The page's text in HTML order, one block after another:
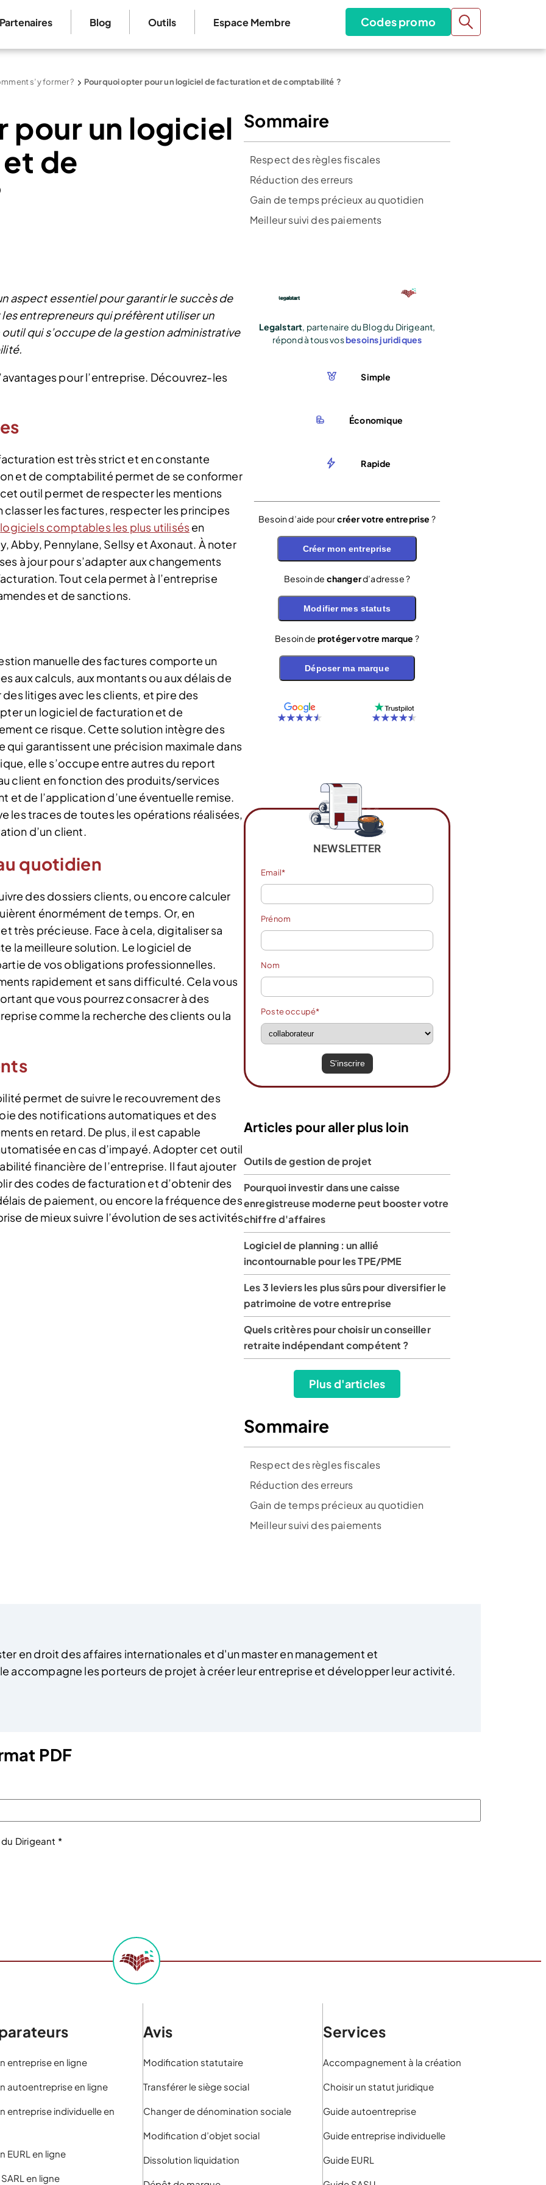
Partenaires Blog Outils Espace Membre Codes promo
s’y former ? Pourquoi opter pour un logiciel de facturation et de comptabilité ?
pour un logiciel
de
aspect essentiel pour garantir le succès de
entrepreneurs qui préfèrent utiliser un
qui s’occupe de la gestion administrative
pour l’entreprise. Découvrez-les
est très strict et en constante
et de comptabilité permet de se conformer
outil permet de respecter les mentions
les factures, respecter les principes
logiciels comptables les plus utilisésen
Abby, Pennylane, Sellsy et Axonaut. À noter
à jour pour s’adapter aux changements
Tout cela permet à l’entreprise
et de sanctions.
manuelle des factures comporte un
aux calculs, aux montants ou aux délais de
litiges avec les clients, et pire des
un logiciel de facturation et de
ce risque. Cette solution intègre des
garantissent une précision maximale dans
elle s’occupe entre autres du report
client en fonction des produits/services
et de l’application d’une éventuelle remise.
les traces de toutes les opérations réalisées,
d’un client.
quotidien
des dossiers clients, ou encore calculer
énormément de temps. Or, en
très précieuse. Face à cela, digitaliser sa
la meilleure solution. Le logiciel de
de vos obligations professionnelles.
rapidement et sans difficulté. Cela vous
que vous pourrez consacrer à des
comme la recherche des clients ou la
permet de suivre le recouvrement des
des notifications automatiques et des
en retard. De plus, il est capable
en cas d’impayé. Adopter cet outil
financière de l’entreprise. Il faut ajouter
des codes de facturation et d’obtenir des
de paiement, ou encore la fréquence des
de mieux suivre l’évolution de ses activités
Sommaire
Respect des règles fiscales
Réduction des erreurs
Gain de temps précieux au quotidien
Meilleur suivi des paiements
Legalstart, partenaire du Blog du Dirigeant,
répond à tous vosbesoins juridiques
Simple
Économique
Rapide
Besoin d’aide pourcréer votre entreprise ?
Créer mon entreprise
Besoin de changerd’adresse ?
Modifier mes statuts
Besoin de protéger votre marque ?
Déposer ma marque
NEWSLETTER
Email*
Prénom
Nom
Poste occupé*
Articles pour aller plus loin
Outils de gestion de projet
Pourquoi investir dans une caisse
enregistreuse moderne peut booster votre
chiffre d'affaires
Logiciel de planning : un allié
incontournable pour les TPE/PME
Les 3 leviers les plus sûrs pour diversifier le
patrimoine de votre entreprise
Quels critères pour choisir un conseiller
retraite indépendant compétent ?
Plus d'articles
Sommaire
Respect des règles fiscales
Réduction des erreurs
Gain de temps précieux au quotidien
Meilleur suivi des paiements
en droit des affaires internationales et d'un master en management et
accompagne les porteurs de projet à créer leur entreprise et développer leur activité.
PDF
Dirigeant *
entreprise en ligne
autoentreprise en ligne
entreprise individuelle en
EURL en ligne
en ligne
Avis
Modification statutaire
Transférer le siège social
Changer de dénomination sociale
Modification d’objet social
Dissolution liquidation
Services
Accompagnement à la création
Choisir un statut juridique
Guide autoentreprise
Guide entreprise individuelle
Guide EURL